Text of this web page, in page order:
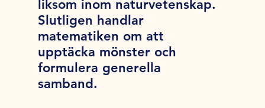
liksom inom naturvetenskap.
Slutligen handlar
matematiken om att
upptäcka mönster och
formulera generella
samband.